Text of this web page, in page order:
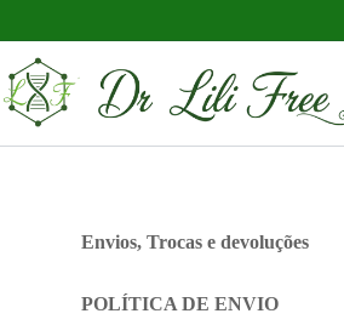
Envios, Trocas e devoluções
POLÍTICA DE ENVIO